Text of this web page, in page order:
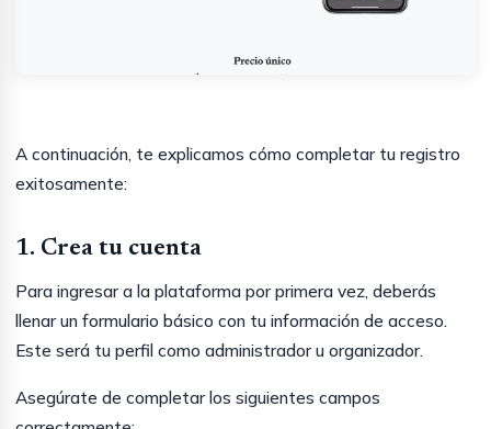
A continuación, te explicamos cómo completar tu registro
exitosamente:
1. Crea tu cuenta
Para ingresar a la plataforma por primera vez, deberás
llenar un formulario básico con tu información de acceso.
Este será tu perfil como administrador u organizador.
Asegúrate de completar los siguientes campos